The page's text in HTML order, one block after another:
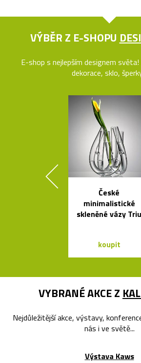
VÝBĚR Z E-SHOPU
E-shop s nejlepším designem
dekorace, sklo,
České
minimalistické
skleněné vázy Triu
koupit
VYBRANÉ AKCE Z
Nejdůležitější akce, výstavy,
nás i ve světě...
Výstava Kaws